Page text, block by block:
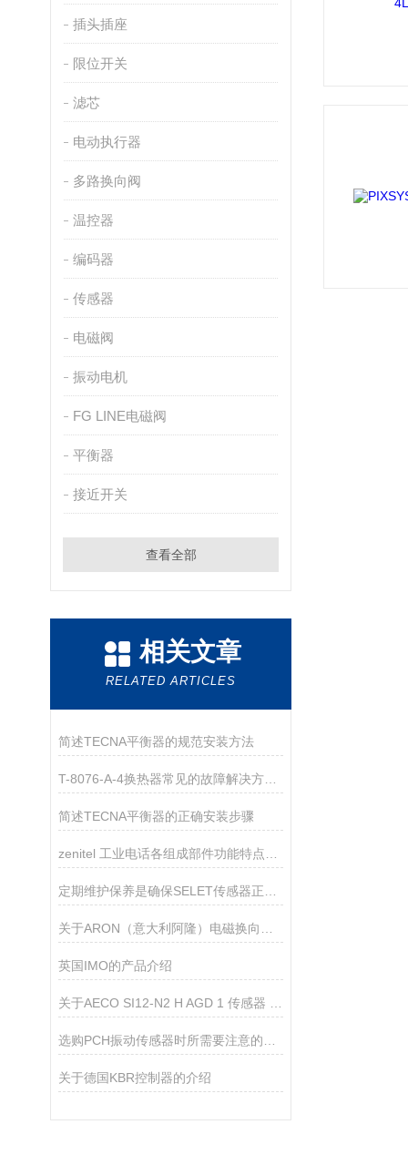
插头插座
限位开关
滤芯
电动执行器
多路换向阀
温控器
编码器
传感器
电磁阀
振动电机
FG LINE电磁阀
平衡器
接近开关
查看全部
相关文章
RELATED ARTICLES
简述TECNA平衡器的规范安装方法
T-8076-A-4换热器常见的故障解决方法介绍
简述TECNA平衡器的正确安装步骤
英国IMO的产品介绍
关于德国KBR控制器的介绍